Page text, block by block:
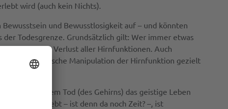
wird (auch kein Nichts).
und Bewusstlosigkeit auf – und könnten
Todesgrenze. Grundsätzlich gilt: Wer immer etwas
Verlust aller Hirnfunktionen. Auch
oder elektrische Manipulation der Hirnfunktion gezielt
dass mit dem Tod (des Gehirns) das geistige Leben
-lebt – ist denn da noch Zeit? –, ist